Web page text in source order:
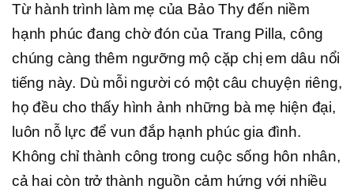
Từ hành trình làm mẹ của Bảo Thy đến niềm
hạnh phúc đang chờ đón của Trang Pilla, công
chúng càng thêm ngưỡng mộ cặp chị em dâu nổi
tiếng này. Dù mỗi người có một câu chuyện riêng,
họ đều cho thấy hình ảnh những bà mẹ hiện đại,
luôn nỗ lực để vun đắp hạnh phúc gia đình.
Không chỉ thành công trong cuộc sống hôn nhân,
cả hai còn trở thành nguồn cảm hứng với nhiều